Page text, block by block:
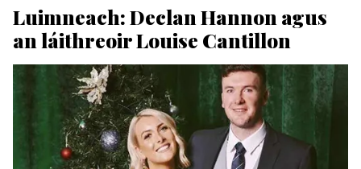
Luimneach: Declan Hannon agus
an láithreoir Louise Cantillon